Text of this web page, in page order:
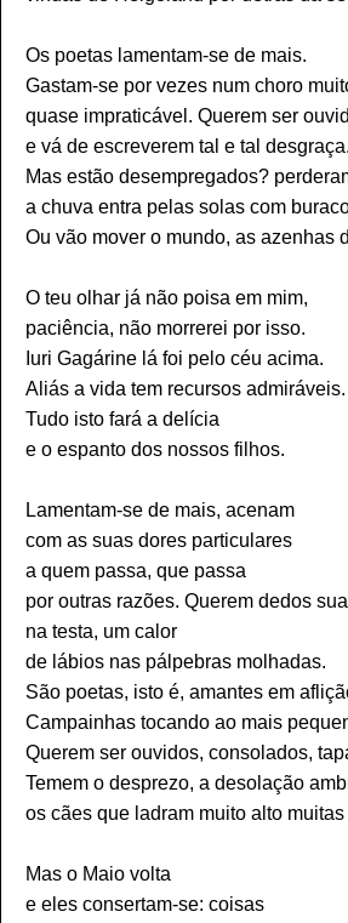
Os poetas lamentam-se de mais.
Gastam-se por vezes num choro
quase impraticável. Querem ser
e vá de escreverem tal e tal desgraça.
Mas estão desempregados?
a chuva entra pelas solas com
Ou vão mover o mundo, as azenhas
O teu olhar já não poisa em mim,
paciência, não morrerei por isso.
Iuri Gagárine lá foi pelo céu acima.
Aliás a vida tem recursos admiráveis.
Tudo isto fará a delícia
e o espanto dos nossos filhos.
Lamentam-se de mais, acenam
com as suas dores particulares
a quem passa, que passa
por outras razões. Querem dedos
na testa, um calor
de lábios nas pálpebras molhadas.
São poetas, isto é, amantes em
Campainhas tocando ao mais
Querem ser ouvidos, consolados,
Temem o desprezo, a desolação
os cães que ladram muito alto muitas
Mas o Maio volta
e eles consertam-se: coisas